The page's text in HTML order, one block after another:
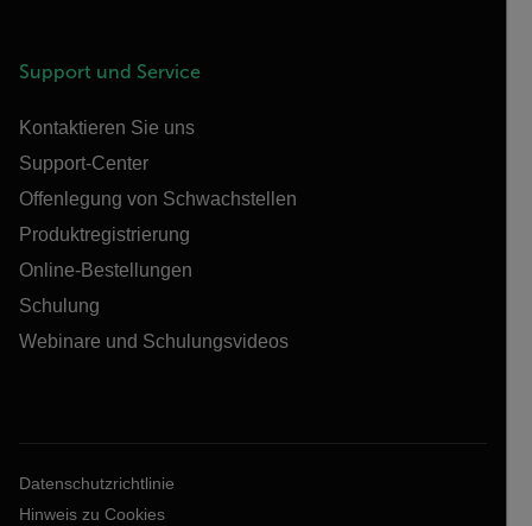
Support und Service
Kontaktieren Sie uns
Support-Center
Offenlegung von Schwachstellen
Produktregistrierung
Online-Bestellungen
Schulung
Webinare und Schulungsvideos
Datenschutzrichtlinie
Hinweis zu Cookies